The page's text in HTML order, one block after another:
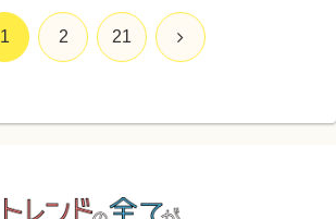
1 2 21 次